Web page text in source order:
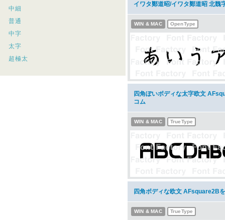
中細
普通
中字
太字
超極太
イワタ鄭道昭/イワタ鄭道昭 北魏
WIN & MAC OpenType
四角ぽいボディな太字欧文
コム
WIN & MAC TrueType
四角ボディな欧文 AFsquare2B
WIN & MAC TrueType